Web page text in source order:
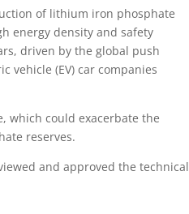
of lithium iron phosphate
energy density and safety
driven by the global push
vehicle (EV) car companies
which could exacerbate the
reserves.
and approved the technical